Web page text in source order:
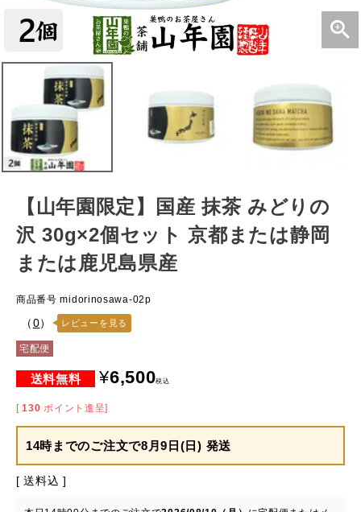
【山年園限定】国産 抹茶 みどりの
沢 30g×2個セット 京都または静岡
または鹿児島県産
商品番号 midorinosawa-02p
（0） レビューを見る
宅配便
¥6,500税込
[ 130 ポイント進呈]
14時までのご注文で8月9日(日) 発送
送料込